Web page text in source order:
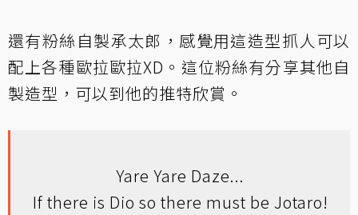
還有粉絲自製承太郎，感覺用這造型抓人可以
配上各種歐拉歐拉XD。這位粉絲有分享其他自
製造型，可以到他的推特欣賞。
Yare Yare Daze...
If there is Dio so there must be Jotaro!